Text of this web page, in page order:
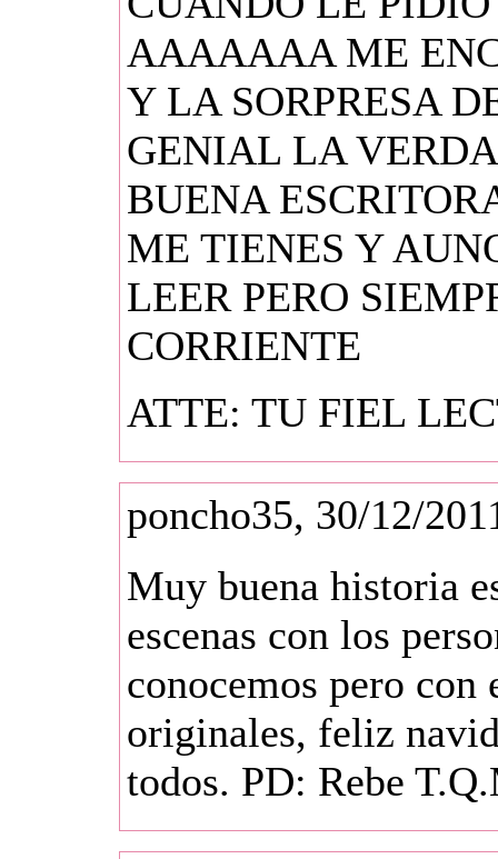
AAAAAAA ME
Y LA SORPRESA
GENIAL LA
BUENA
ME TIENES Y
LEER PERO
CORRIENTE
ATTE: TU FIEL
poncho35, 30/12/
Muy buena historia
escenas con los
conocemos pero con
originales, feliz
todos. PD: Rebe